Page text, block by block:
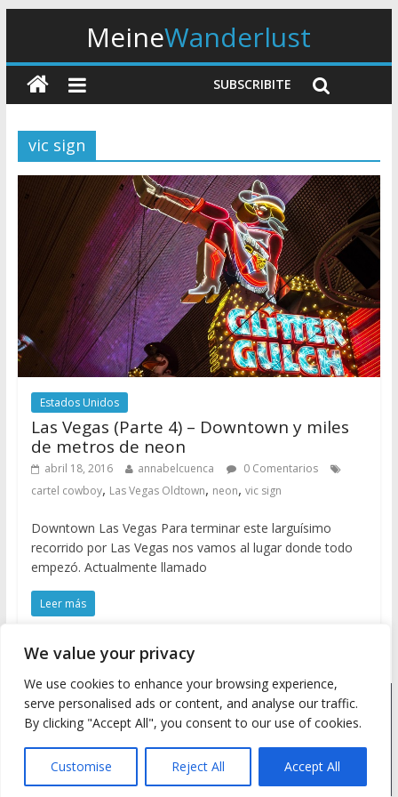
We value your privacy
We use cookies to enhance your browsing experience,
serve personalised ads or content, and analyse our traffic.
By clicking "Accept All", you consent to our use of cookies.
Customise Reject All Accept All
MeineWanderlust
SUBSCRIBITE
vic sign
Estados Unidos
Las Vegas (Parte 4) – Downtown y miles
de metros de neon
abril 18, 2016 annabelcuenca
0 Comentarios
cartel cowboy, Las Vegas Oldtown, neon, vic sign
Downtown Las Vegas Para terminar este larguísimo
recorrido por Las Vegas nos vamos al lugar donde todo
empezó. Actualmente llamado
Leer más
Copyright © 2026Meine Wanderlust. Todos los derechos
reservados.
Tema: ColorMag by ThemeGrill. Desarrollado conWordPress